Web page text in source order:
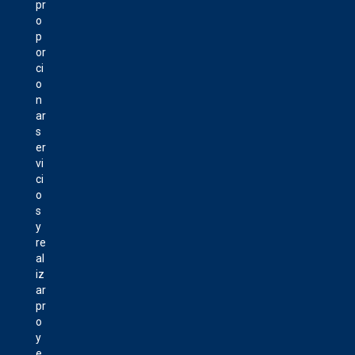
pr
o
p
or
ci
o
n
ar
s
er
vi
ci
o
s
y
re
al
iz
ar
pr
o
y